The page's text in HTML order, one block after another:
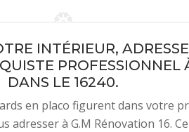
INTÉRIEUR,
PROFESSIONNEL
DANS LE 16240.
en placo figurent dans votre
adresser à G.M Rénovation 16.